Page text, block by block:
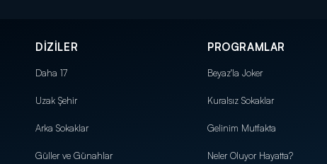
DİZİLER
Daha 17
Uzak Şehir
Arka Sokaklar
Güller ve Günahlar
PROGRAMLAR
Beyaz'la Joker
Kuralsız Sokaklar
Gelinim Mutfakta
Neler Oluyor Hayatta?